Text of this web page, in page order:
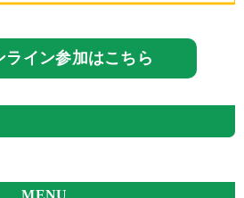
ライン参加はこちら